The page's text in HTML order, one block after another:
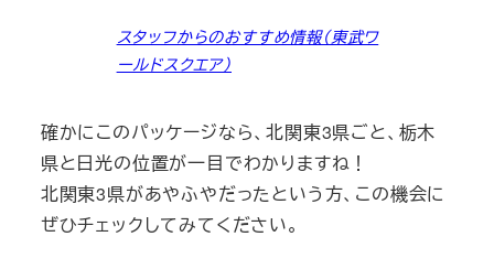
スタッフからのおすすめ情報（東武ワ
ールドスクエア）
確かにこのパッケージなら、北関東3県ごと、栃木
県と日光の位置が一目でわかりますね！
北関東3県があやふやだったという方、この機会に
ぜひチェックしてみてください。